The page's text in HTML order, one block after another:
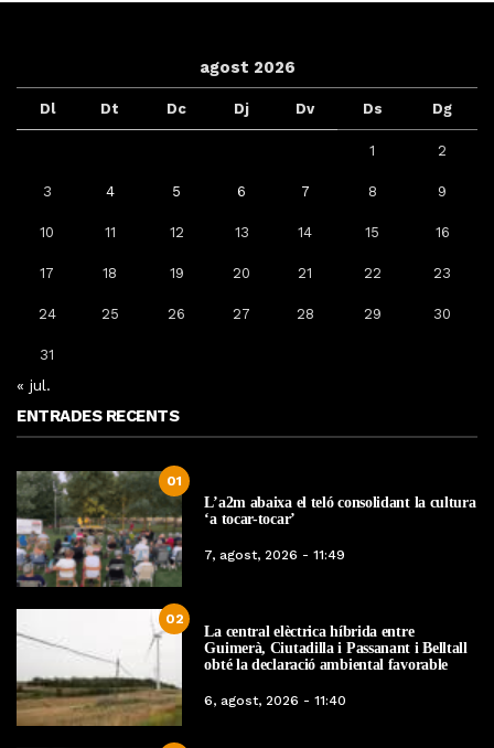
agost 2026
Dl Dt Dc Dj Dv Ds Dg
1 2
3 4 5 6 7 8 9
10 11 12 13 14 15 16
17 18 19 20 21 22 23
24 25 26 27 28 29 30
31
« jul.
ENTRADES RECENTS
01
L’a2m abaixa el teló consolidant la cultura
‘a tocar-tocar’
7, agost, 2026 - 11:49
02
La central elèctrica híbrida entre
Guimerà, Ciutadilla i Passanant i Belltall
obté la declaració ambiental favorable
6, agost, 2026 - 11:40